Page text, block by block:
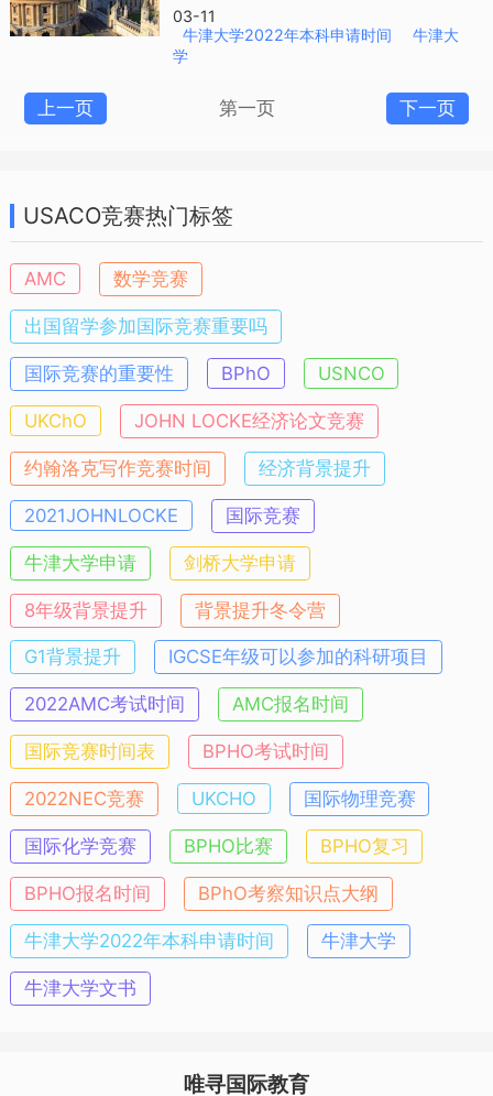
划
03-11
牛津大学2022年本科申请时间
牛津大
学
上一页 第一页 下一页
USACO竞赛热门标签
AMC 数学竞赛
出国留学参加国际竞赛重要吗
国际竞赛的重要性 BPhO USNCO
UKChO JOHN LOCKE经济论文竞赛
约翰洛克写作竞赛时间 经济背景提升
2021JOHNLOCKE 国际竞赛
牛津大学申请 剑桥大学申请
8年级背景提升 背景提升冬令营
G1背景提升 IGCSE年级可以参加的科研项目
2022AMC考试时间 AMC报名时间
国际竞赛时间表 BPHO考试时间
2022NEC竞赛 UKCHO 国际物理竞赛
国际化学竞赛 BPHO比赛 BPHO复习
BPHO报名时间 BPhO考察知识点大纲
牛津大学2022年本科申请时间 牛津大学
牛津大学文书
唯寻国际教育